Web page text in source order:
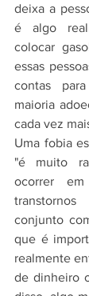
deixa a
é algo
colocar
essas
contas
maioria
cada vez
Uma fobia
"é muito
ocorrer
conjunto
que é
realmente
de dinheiro